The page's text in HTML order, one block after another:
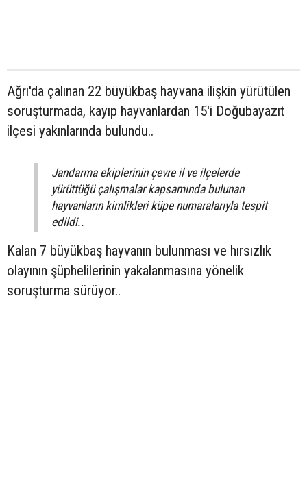
Ağrı'da çalınan 22 büyükbaş hayvana ilişkin yürütülen
soruşturmada, kayıp hayvanlardan 15'i Doğubayazıt
ilçesi yakınlarında bulundu..
Jandarma ekiplerinin çevre il ve ilçelerde
yürüttüğü çalışmalar kapsamında bulunan
hayvanların kimlikleri küpe numaralarıyla tespit
edildi..
Kalan 7 büyükbaş hayvanın bulunması ve hırsızlık
olayının şüphelilerinin yakalanmasına yönelik
soruşturma sürüyor..